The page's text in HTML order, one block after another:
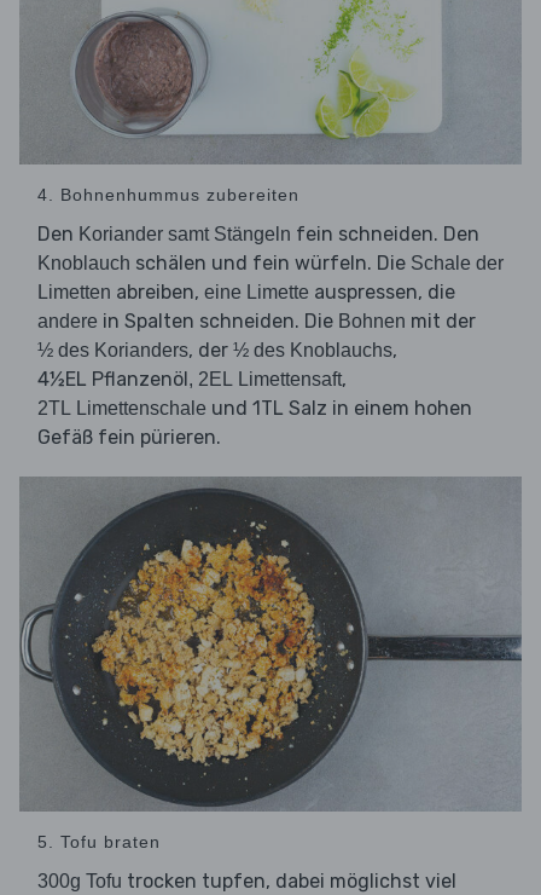
4. Bohnenhummus zubereiten
Den Koriander samt Stängeln fein schneiden. Den
Knoblauch schälen und fein würfeln. Die Schale der
Limetten abreiben, eine Limette auspressen, die
andere in Spalten schneiden. Die Bohnen mit der
½ des Korianders, der ½ des Knoblauchs,
4½EL Pflanzenöl, 2EL Limettensaft,
2TL Limettenschale und 1TL Salz in einem hohen
Gefäß fein pürieren.
5. Tofu braten
300g Tofu trocken tupfen, dabei möglichst viel